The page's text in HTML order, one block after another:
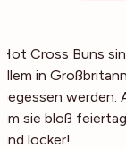
Hot Cross Buns
allem in
gegessen
um sie bloß
und locker!